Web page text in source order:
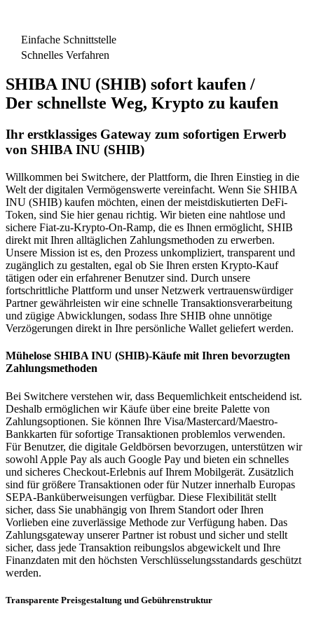
Einfache Schnittstelle
Schnelles Verfahren
SHIBA INU (SHIB) sofort kaufen /
Der schnellste Weg, Krypto zu kaufen
Ihr erstklassiges Gateway zum sofortigen Erwerb
von SHIBA INU (SHIB)
Willkommen bei Switchere, der Plattform, die Ihren Einstieg in die
Welt der digitalen Vermögenswerte vereinfacht. Wenn Sie SHIBA
INU (SHIB) kaufen möchten, einen der meistdiskutierten DeFi-
Token, sind Sie hier genau richtig. Wir bieten eine nahtlose und
sichere Fiat-zu-Krypto-On-Ramp, die es Ihnen ermöglicht, SHIB
direkt mit Ihren alltäglichen Zahlungsmethoden zu erwerben.
Unsere Mission ist es, den Prozess unkompliziert, transparent und
zugänglich zu gestalten, egal ob Sie Ihren ersten Krypto-Kauf
tätigen oder ein erfahrener Benutzer sind. Durch unsere
fortschrittliche Plattform und unser Netzwerk vertrauenswürdiger
Partner gewährleisten wir eine schnelle Transaktionsverarbeitung
und zügige Abwicklungen, sodass Ihre SHIB ohne unnötige
Verzögerungen direkt in Ihre persönliche Wallet geliefert werden.
Mühelose SHIBA INU (SHIB)-Käufe mit Ihren bevorzugten
Zahlungsmethoden
Bei Switchere verstehen wir, dass Bequemlichkeit entscheidend ist.
Deshalb ermöglichen wir Käufe über eine breite Palette von
Zahlungsoptionen. Sie können Ihre Visa/Mastercard/Maestro-
Bankkarten für sofortige Transaktionen problemlos verwenden.
Für Benutzer, die digitale Geldbörsen bevorzugen, unterstützen wir
sowohl Apple Pay als auch Google Pay und bieten ein schnelles
und sicheres Checkout-Erlebnis auf Ihrem Mobilgerät. Zusätzlich
sind für größere Transaktionen oder für Nutzer innerhalb Europas
SEPA-Banküberweisungen verfügbar. Diese Flexibilität stellt
sicher, dass Sie unabhängig von Ihrem Standort oder Ihren
Vorlieben eine zuverlässige Methode zur Verfügung haben. Das
Zahlungsgateway unserer Partner ist robust und sicher und stellt
sicher, dass jede Transaktion reibungslos abgewickelt und Ihre
Finanzdaten mit den höchsten Verschlüsselungsstandards geschützt
werden.
Transparente Preisgestaltung und Gebührenstruktur